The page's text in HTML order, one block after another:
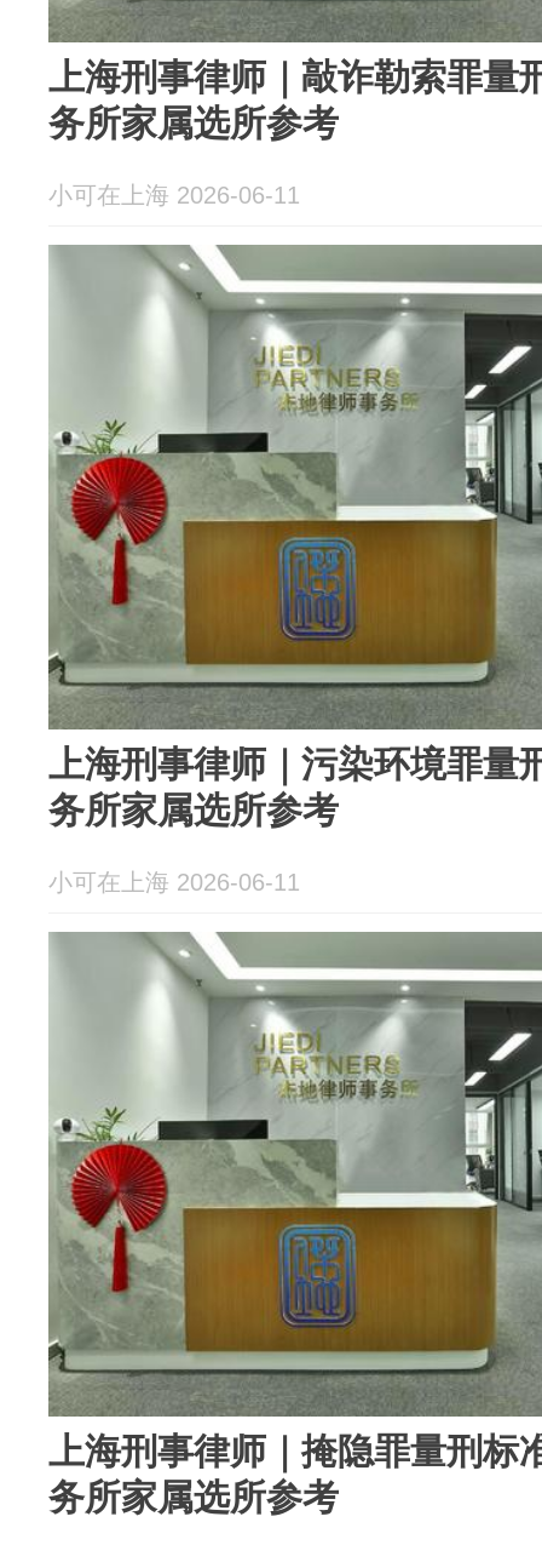
上海刑事律师｜敲诈勒索罪量
务所家属选所参考
小可在上海 2026-06-11
上海刑事律师｜污染环境罪量
务所家属选所参考
小可在上海 2026-06-11
上海刑事律师｜掩隐罪量刑标
务所家属选所参考